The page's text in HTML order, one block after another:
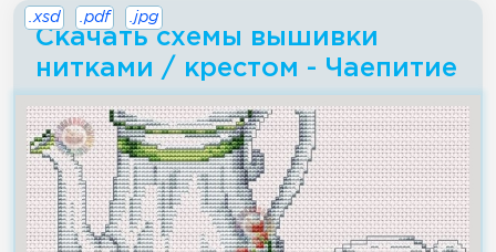
Скачать схемы вышивки
нитками / крестом - Чаепитие
.xsd .pdf .jpg